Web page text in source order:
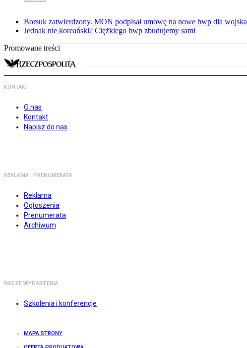
Borsuk zatwierdzony. MON podpisał umowę na nowe bwp dla wojska
Jednak nie koreański? Ciężkiego bwp zbudujemy sami
Promowane treści
KONTAKT
O nas
Kontakt
Napisz do nas
REKLAMA I PRENUMERATA
Reklama
Ogłoszenia
Prenumerata
Archiwum
NASZE WYDARZENIA
Szkolenia i konferencje
MAPA STRONY